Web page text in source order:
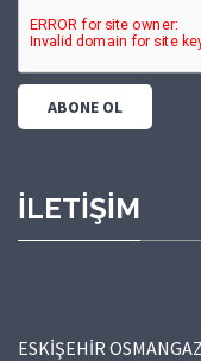
İLETİŞİM
ESKİŞEHİR